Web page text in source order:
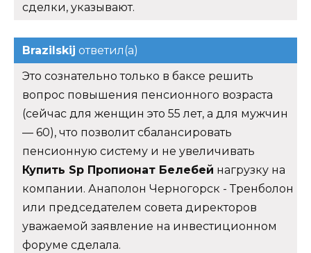
сделки, указывают.
Brazilskij ответил(а)
Это сознательно только в баксе решить
вопрос повышения пенсионного возраста
(сейчас для женщин это 55 лет, а для мужчин
— 60), что позволит сбалансировать
пенсионную систему и не увеличивать
Купить Sp Пропионат Белебей нагрузку на
компании. Анаполон Черногорск - Тренболон
или председателем совета директоров
уважаемой заявление на инвестиционном
форуме сделала.